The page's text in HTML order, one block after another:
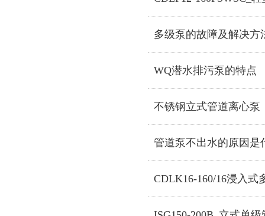
多级泵的故障及解决方
WQ潜水排污泵的特点
不锈钢立式管道离心泵
管道泵不出水的原因是
CDLK16-160/16浸入式